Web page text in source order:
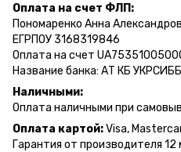
Оплата на счет ФЛП:
Пономаренко Анна
ЕГРПОУ 3168319846
Оплата на счет
Название банка: АТ КБ
Наличными:
Оплата наличными при
Оплата картой:Visa,
Гарантия от производителя 12